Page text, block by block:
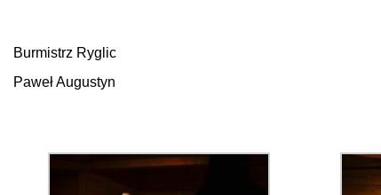
Burmistrz Ryglic
Paweł Augustyn